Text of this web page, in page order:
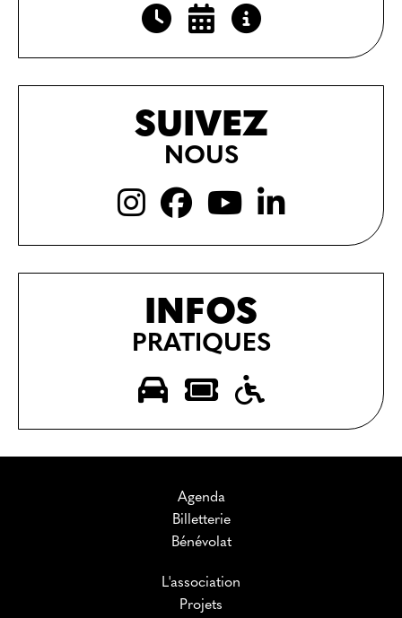
SUIVEZ
NOUS
INFOS
PRATIQUES
Agenda
Billetterie
Bénévolat
L'association
Projets